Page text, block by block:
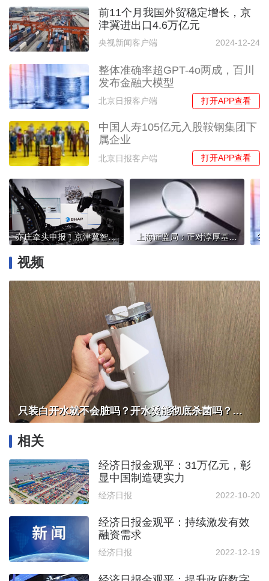
前11个月我国外贸稳定增长，京
津冀进出口4.6万亿元
央视新闻客户端 2024-12-24
整体准确率超GPT-4o两成，百川
发布金融大模型
北京日报客户端 打开APP查看
中国人寿105亿元入股鞍钢集团下
属企业
北京日报客户端 打开APP查看
亦庄牵头申报！京津冀智能网联新能源汽车集群晋级“国家队” 上海证监局：正对淳厚基金及相关人员开展立案调查
视频
只装白开水就不会脏吗？开水烫能彻底杀菌吗？感控专家详解“吸管杯”藏菌真相｜都视频·热观察
相关
经济日报金观平：31万亿元，彰
显中国制造硬实力
经济日报 2022-10-20
经济日报金观平：持续激发有效
融资需求
经济日报 2022-12-19